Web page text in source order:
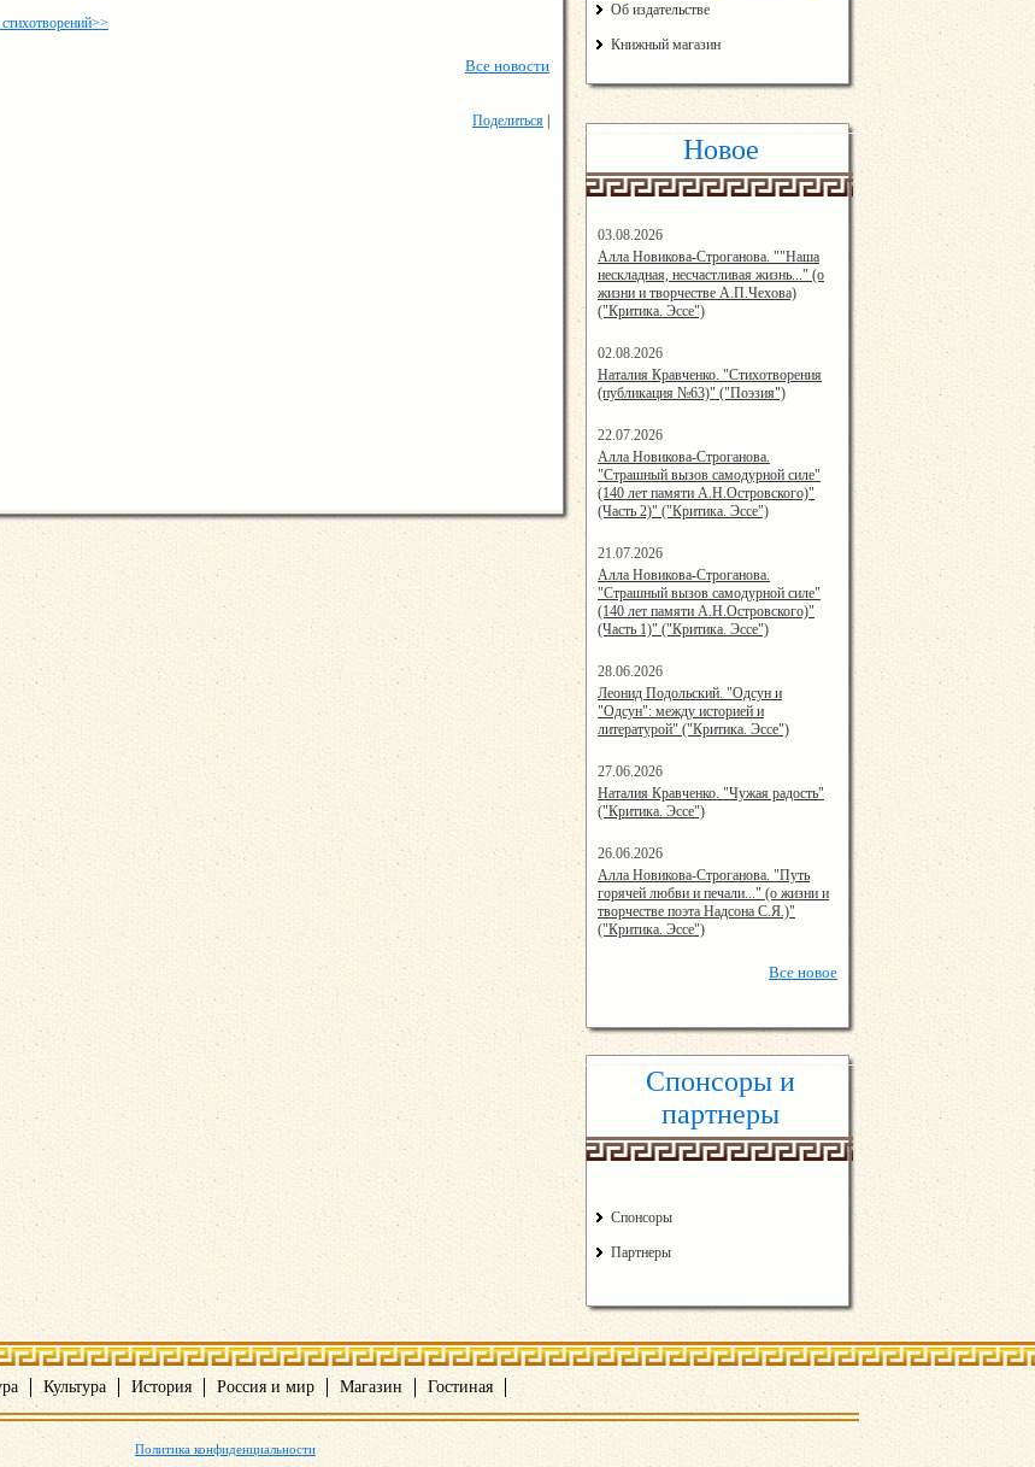
Все новости
Поделиться
Об издательстве
Книжный магазин
Новое
03.08.2026
14:33:45
Алла Новикова-Строганова. ""Наша
нескладная, несчастливая жизнь..." (о
жизни и творчестве А.П.Чехова)
("Критика. Эссе")
02.08.2026
12:57:00
Наталия Кравченко. "Стихотворения
(публикация №63)" ("Поэзия")
22.07.2026
15:48:05
Алла Новикова-Строганова.
"Страшный вызов самодурной силе"
(140 лет памяти А.Н.Островского)"
(Часть 2)" ("Критика. Эссе")
21.07.2026
15:08:00
Алла Новикова-Строганова.
"Страшный вызов самодурной силе"
(140 лет памяти А.Н.Островского)"
(Часть 1)" ("Критика. Эссе")
28.06.2026
20:25:38
Леонид Подольский. "Одсун и
"Одсун": между историей и
литературой" ("Критика. Эссе")
27.06.2026
21:19:00
Наталия Кравченко. "Чужая радость"
("Критика. Эссе")
26.06.2026
15:39:00
Алла Новикова-Строганова. "Путь
горячей любви и печали..." (о жизни и
творчестве поэта Надсона С.Я.)"
("Критика. Эссе")
Все новое
Спонсоры и
партнеры
Спонсоры
Партнеры
Культура История Россия и мир Магазин Гостиная
Политика конфиденциальности